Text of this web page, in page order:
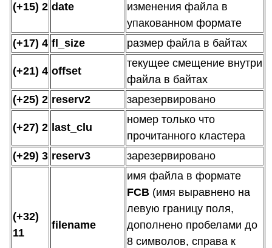
(+15) 2 date
изменения файла в
упакованном формате
(+17) 4 fl_size размер файла в байтах
(+21) 4 offset
текущее смещение внутри
файла в байтах
(+25) 2 reserv2 зарезервировано
(+27) 2 last_clu
номер только что
прочитанного кластера
(+29) 3 reserv3 зарезервировано
(+32)
11
filename
имя файла в формате
FCB (имя выравнено на
левую границу поля,
дополнено пробелами до
8 символов, справа к